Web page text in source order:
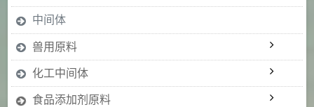
中间体
兽用原料
化工中间体
食品添加剂原料